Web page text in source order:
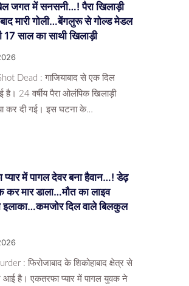
में सनसनी…! पैरा खिलाड़ी
मारी गोली…बेंगलुरू से गोल्ड मेडल
साल का साथी खिलाड़ी
Dead : गाजियाबाद से एक दिल
है। 24 वर्षीय पैरा ओलंपिक खिलाड़ी
कर दी गई। इस घटना के…
में पागल देवर बना हैवान…! डेढ़
मार डाला…मौत का लाइव
इलाका…कमजोर दिल वाले बिलकुल
: फिरोजाबाद के शिकोहाबाद क्षेत्र से
आई है। एकतरफा प्यार में पागल युवक ने